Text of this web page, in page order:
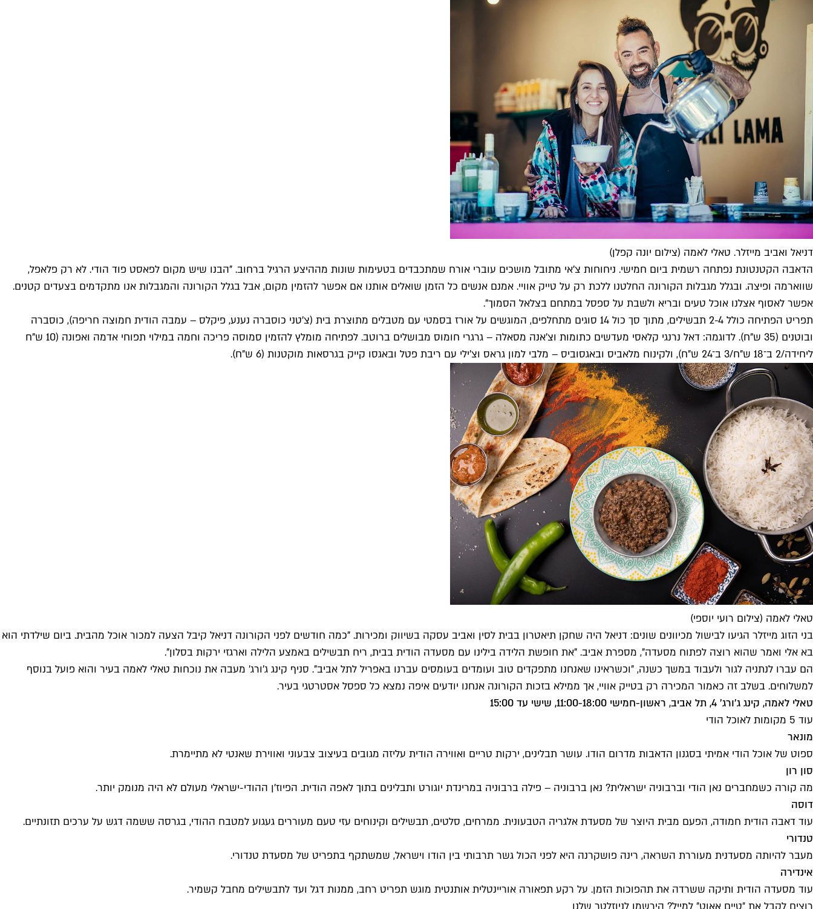
דניאל ואביב מייזלר. טאלי לאמה (צילום יונה קפלן)
הדאבה הקטנטונת נפתחה רשמית ביום חמישי. ניחוחות צ'אי מתובל מושכים עוברי אורח שמתכבדים בטעימות שונות מההיצע הרגיל ברחוב. "הבנו שיש מקום לפאסט פוד הודי. לא רק פלאפל,
שווארמה ופיצה. ובגלל מגבלות הקורונה החלטנו ללכת רק על טייק אוויי. אמנם אנשים כל הזמן שואלים אותנו אם אפשר להזמין מקום, אבל בגלל הקורונה והמגבלות אנו מתקדמים בצעדים קטנים.
אפשר לאסוף אצלנו אוכל טעים ובריא ולשבת על ספסל במתחם בצלאל הסמוך".
תפריט הפתיחה כולל 2-4 תבשילים, מתוך סך כול 14 סוגים מתחלפים, המוגשים על אורז בסמטי עם מטבלים מתוצרת בית (צ'טני כוסברה נענע, פיקלס – עמבה הודית חמוצה חריפה), כוסברה
ובוטנים (35 ש"ח). לדוגמה: דאל נרנגי קלאסי מעדשים כתומות וצ'אנה מסאלה – גרגרי חומוס מבושלים ברוטב. לפתיחה מומלץ להזמין סמוסה פריכה וחמה במילוי תפוחי אדמה ואפונה (10 ש"ח
ליחידה/2 ב־18 ש"ח/3 ב־24 ש"ח), ולקינוח מלאביס ובאגסוביס – מלבי למון גראס וצ'ילי עם ריבת פטל ובאגסו קייק בגרסאות מוקטנות (6 ש"ח).
טאלי לאמה (צילום רועי יוספי)
בני הזוג מייזלר הגיעו לבישול מכיוונים שונים: דניאל היה שחקן תיאטרון בבית לסין ואביב עסקה בשיווק ומכירות. "כמה חודשים לפני הקורונה דניאל קיבל הצעה למכור אוכל מהבית. ביום שילדתי הוא
בא אלי ואמר שהוא רוצה לפתוח מסעדה", מספרת אביב. "את חופשת הלידה בילינו עם מסעדה הודית בבית, ריח תבשילים באמצע הלילה וארגזי ירקות בסלון".
הם עברו לנתניה לגור ולעבוד במשך כשנה, "וכשראינו שאנחנו מתפקדים טוב ועומדים בעומסים עברנו באפריל לתל אביב". סניף קינג ג'ורג' מעבה את נוכחות טאלי לאמה בעיר והוא פועל בנוסף
למשלוחים. בשלב זה כאמור המכירה רק בטייק אוויי, אך ממילא בזכות הקורונה אנחנו יודעים איפה נמצא כל ספסל אסטרטגי בעיר.
טאלי לאמה, קינג ג'ורג' 4, תל אביב, ראשון-חמישי 11:00-18:00, שישי עד 15:00
עוד 5 מקומות לאוכל הודי
מונאר
ספוט של אוכל הודי אמיתי בסגנון הדאבות מדרום הודו. עושר תבלינים, ירקות טריים ואווירה הודית עליזה מגובים בעיצוב צבעוני ואווירת שאנטי לא מתיימרת.
סון רון
מה קורה כשמחברים נאן הודי וברבוניה ישראלית? נאן ברבוניה – פילה ברבוניה במרינדת יוגורט ותבלינים בתוך לאפה הודית. הפיוז'ן ההודי-ישראלי מעולם לא היה מנומק יותר.
דוסה
עוד דאבה הודית חמודה, הפעם מבית היוצר של מסעדת אלגריה הטבעונית. ממרחים, סלטים, תבשילים וקינוחים עזי טעם מעוררים געגוע למטבח ההודי, בגרסה ששמה דגש על ערכים תזונתיים.
טנדורי
מעבר להיותה מסעדנית מעוררת השראה, רינה פושקרנה היא לפני הכול גשר תרבותי בין הודו וישראל, שמשתקף בתפריט של מסעדת טנדורי.
אינדירה
עוד מסעדה הודית ותיקה ששרדה את תהפוכות הזמן. על רקע תפאורה אוריינטלית אותנטית מוגש תפריט רחב, ממנות דגל ועד לתבשילים מחבל קשמיר.